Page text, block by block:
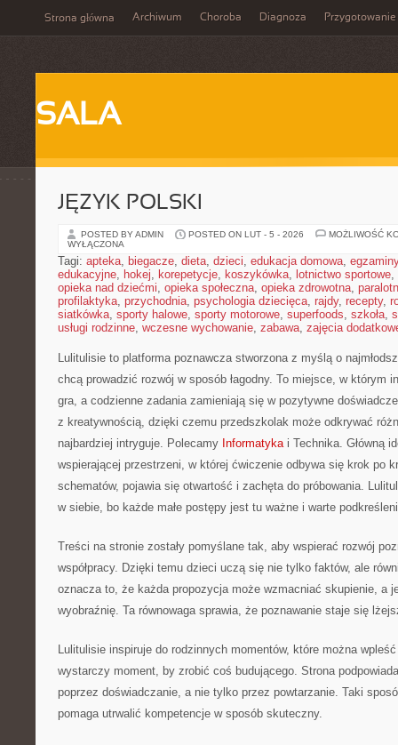
Strona główna Archiwum Choroba Diagnoza Przygotowanie
SALA
JĘZYK POLSKI
POSTED BY ADMIN POSTED ON LUT - 5 - 2026
MOŻLIWOŚĆ
WYŁĄCZONA
Tagi: apteka, biegacze, dieta, dzieci, edukacja domowa, egzaminy
edukacyjne, hokej, korepetycje, koszykówka, lotnictwo sportowe,
opieka nad dziećmi, opieka społeczna, opieka zdrowotna,
profilaktyka, przychodnia, psychologia dziecięca, rajdy, recepty,
siatkówka, sporty halowe, sporty motorowe, superfoods, szkoła,
usługi rodzinne, wczesne wychowanie, zabawa, zajęcia
Lulitulisie to platforma poznawcza stworzona z myślą o
chcą prowadzić rozwój w sposób łagodny. To miejsce, w którym
gra, a codzienne zadania zamieniają się w pozytywne
z kreatywnością, dzięki czemu przedszkolak może odkrywać
najbardziej intryguje. Polecamy Informatykai Technika. Główną
wspierającej przestrzeni, w której ćwiczenie odbywa się krok po
schematów, pojawia się otwartość i zachęta do próbowania.
w siebie, bo każde małe postępy jest tu ważne i warte
Treści na stronie zostały pomyślane tak, aby wspierać rozwój
współpracy. Dzięki temu dzieci uczą się nie tylko faktów, ale
oznacza to, że każda propozycja może wzmacniać skupienie, a
wyobraźnię. Ta równowaga sprawia, że poznawanie staje się
Lulitulisie inspiruje do rodzinnych momentów, które można
wystarczy moment, by zrobić coś budującego. Strona
poprzez doświadczanie, a nie tylko przez powtarzanie. Taki
pomaga utrwalić kompetencje w sposób skuteczny.